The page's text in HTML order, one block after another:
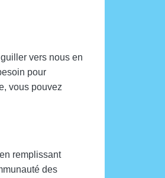
vers nous en
pour
vous pouvez
remplissant
des